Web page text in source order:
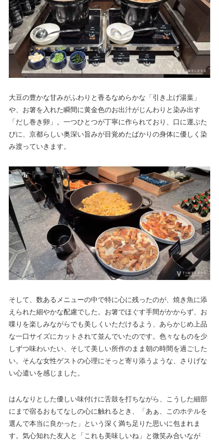
大豆の豊かな甘みがふわりと香るなめらかな「引き上げ湯葉」
や、お箸を入れた瞬間に黄金色のお出汁がじんわりと染み出す
「だし巻き卵」。一つひとつが丁寧に作られており、口に運ぶた
びに、京都らしい奥深い旨みが目覚めたばかりの身体に優しく染
み渡っていきます。
そして、数あるメニューの中で特に心に残ったのが、焼き魚に添
えられた細やかな配慮でした。お箸でほぐす手間がかからず、お
喋りを楽しみながらでも美しくいただけるよう、あらかじめ上品
な一口サイズにカットされて並んでいたのです。色々なものを少
しずつ味わいたい、そして美しい所作のまま朝の時間を過ごした
い。そんな女性ゲストの心理にそっと寄り添うような、さりげな
い心遣いを感じました。
はんなりとした優しい味付けに舌鼓を打ちながら、こうした細部
にまで宿るおもてなしの心に触れるとき、「あぁ、このホテルを
選んで本当に良かった」という深く満ち足りた思いに包まれま
す。気心知れた友人と「これも美味しいね」と微笑み合いなが